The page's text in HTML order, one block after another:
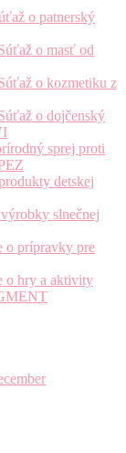
o patnerský
o masť od
o kozmetiku z
o dojčenský
sprej proti
detskej
slnečnej
o prípravky pre
o hry a aktivity